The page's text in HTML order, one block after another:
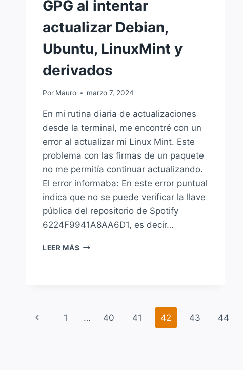
GPG al intentar
actualizar Debian,
Ubuntu, LinuxMint y
derivados
Por Mauro marzo 7, 2024
En mi rutina diaria de actualizaciones
desde la terminal, me encontré con un
error al actualizar mi Linux Mint. Este
problema con las firmas de un paquete
no me permitía continuar actualizando.
El error informaba: En este error puntual
indica que no se puede verificar la llave
pública del repositorio de Spotify
6224F9941A8AA6D1, es decir…
LEER MÁS SOLUCIÓN
ACTUALIZAR
Navegación
Página
1 … 40 41 42 43 44